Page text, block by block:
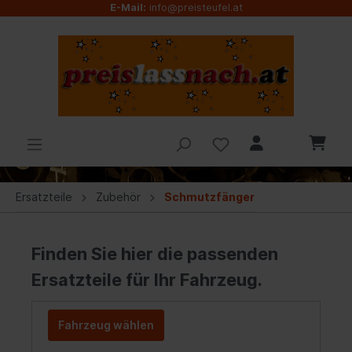
E-Mail: info@preisteufel.at
Ersatzteile Zubehör Schmutzfänger
Finden Sie hier die passenden
Ersatzteile für Ihr Fahrzeug.
Fahrzeug wählen